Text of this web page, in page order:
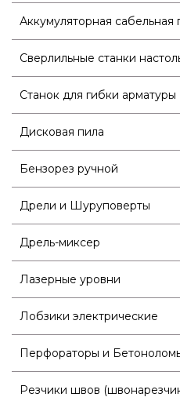
Аккумуляторная
Сверлильные станки
Станок для гибки арматуры
Дисковая пила
Бензорез ручной
Дрели и Шуруповерты
Дрель-миксер
Лазерные уровни
Лобзики электрические
Перфораторы и
Резчики швов